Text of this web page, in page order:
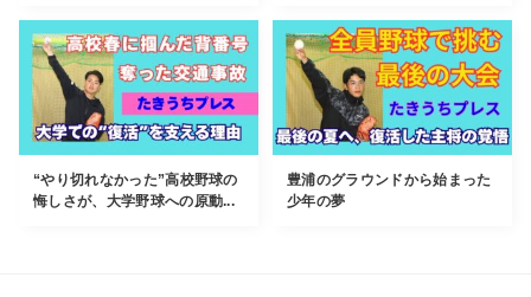
“やり切れなかった”高校野球の
悔しさが、大学野球への原動...
豊浦のグラウンドから始まった
少年の夢